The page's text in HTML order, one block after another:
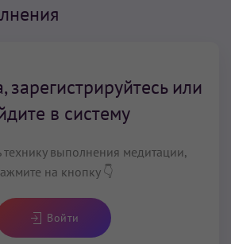
зарегистрируйтесь или
в систему
технику выполнения медитации,
на кнопку 👇
Войти